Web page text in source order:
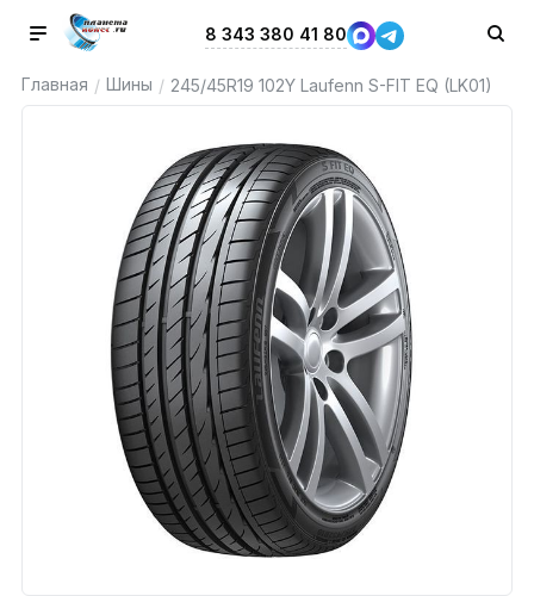
8 343 380 41 80
Главная / Шины / 245/45R19 102Y Laufenn S-FIT EQ (LK01)